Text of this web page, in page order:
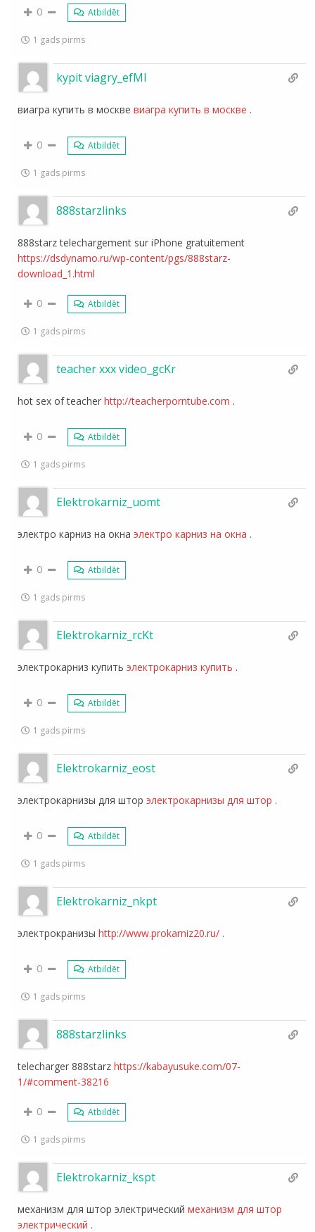
0 Atbildēt
1 gads pirms
kypit viagry_efMl
виагра купить в москвевиагра купить в москве .
0 Atbildēt
1 gads pirms
888starzlinks
888starz telechargement sur iPhone gratuitement
https://dsdynamo.ru/wp-content/pgs/888starz-
download_1.html
0 Atbildēt
1 gads pirms
teacher xxx video_gcKr
hot sex of teacherhttp://teacherporntube.com .
0 Atbildēt
1 gads pirms
Elektrokarniz_uomt
электро карниз на окнаэлектро карниз на окна .
0 Atbildēt
1 gads pirms
Elektrokarniz_rcKt
электрокарниз купитьэлектрокарниз купить .
0 Atbildēt
1 gads pirms
Elektrokarniz_eost
электрокарнизы для шторэлектрокарнизы для штор .
0 Atbildēt
1 gads pirms
Elektrokarniz_nkpt
электрокранизыhttp://www.prokarniz20.ru/ .
0 Atbildēt
1 gads pirms
888starzlinks
telecharger 888starzhttps://kabayusuke.com/07-
1/#comment-38216
0 Atbildēt
1 gads pirms
Elektrokarniz_kspt
механизм для штор электрическиймеханизм для штор
электрический .